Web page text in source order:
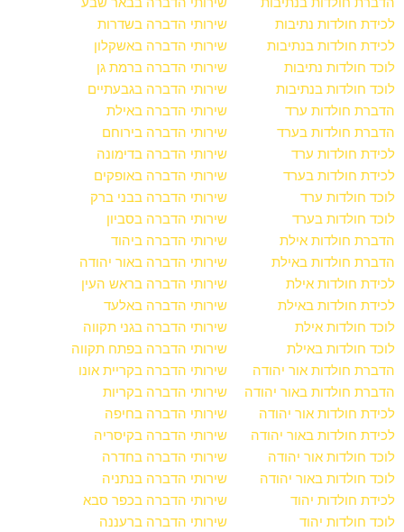
לכידת חולדות נתיבות
לכידת חולדות בנתיבות
לוכד חולדות נתיבות
לוכד חולדות בנתיבות
הדברת חולדות ערד
הדברת חולדות בערד
לכידת חולדות ערד
לכידת חולדות בערד
לוכד חולדות ערד
לוכד חולדות בערד
הדברת חולדות אילת
הדברת חולדות באילת
לכידת חולדות אילת
לכידת חולדות באילת
לוכד חולדות אילת
לוכד חולדות באילת
הדברת חולדות אור יהודה
הדברת חולדות באור יהודה
לכידת חולדות אור יהודה
לכידת חולדות באור יהודה
לוכד חולדות אור יהודה
לוכד חולדות באור יהודה
לכידת חולדות יהוד
לוכד חולדות יהוד
שירותי הדברה בשדרות
שירותי הדברה באשקלון
שירותי הדברה ברמת גן
שירותי הדברה בגבעתיים
שירותי הדברה באילת
שירותי הדברה בירוחם
שירותי הדברה בדימונה
שירותי הדברה באופקים
שירותי הדברה בבני ברק
שירותי הדברה בסביון
שירותי הדברה ביהוד
שירותי הדברה באור יהודה
שירותי הדברה בראש העין
שירותי הדברה באלעד
שירותי הדברה בגני תקווה
שירותי הדברה בפתח תקווה
שירותי הדברה בקריית אונו
שירותי הדברה בקריות
שירותי הדברה בחיפה
שירותי הדברה בקיסריה
שירותי הדברה בחדרה
שירותי הדברה בנתניה
שירותי הדברה בכפר סבא
שירותי הדברה ברעננה